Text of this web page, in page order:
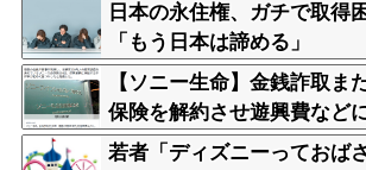
日本の永住権、ガチで取得
「もう日本は諦める」
【ソニー生命】金銭詐取
保険を解約させ遊興費など
若者「ディズニーっておば